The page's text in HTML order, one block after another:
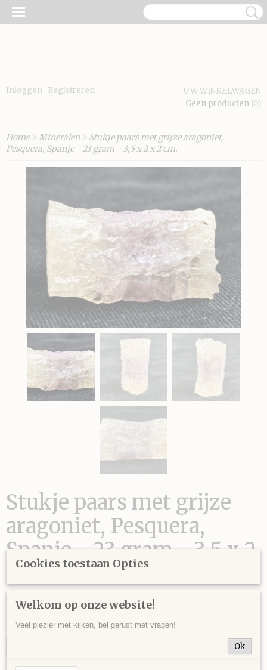
Inloggen Registreren
UW WINKELWAGEN
Geen producten (0)
Home>Mineralen > Stukje paars met grijze aragoniet,
Pesquera, Spanje - 23 gram - 3,5 x 2 x 2 cm.
Stukje paars met grijze
aragoniet, Pesquera,
Spanje - 23 gram - 3,5 x 2
x 2 cm.
€ 9,00
Aantal
Cookies toestaan Opties
Welkom op onze website!
Veel plezier met kijken, bel gerust met vragen!
Ok